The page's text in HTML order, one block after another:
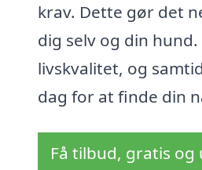
krav. Dette gør det
dig selv og din
livskvalitet, og
dag for at finde din
Få tilbud, gratis